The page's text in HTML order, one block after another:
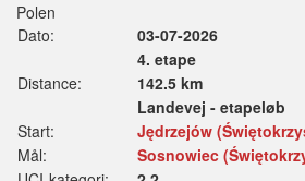
Polen
Dato:
03-07-2026
4. etape
Distance:
142.5 km
Landevej - etapeløb
Start:
Jędrzejów
Mål:
Sosnowiec